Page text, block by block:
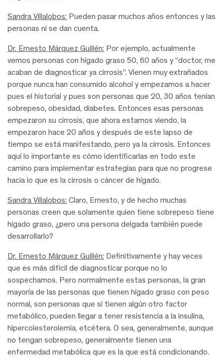
Sandra Villalobos: Pueden pasar muchos años entonces y las
personas ni se dan cuenta.
Dr. Ernesto Márquez Guillén: Por ejemplo, actualmente
vemos personas con hígado graso 50, 60 años y “doctor, me
acaban de diagnosticar ya cirrosis”. Vienen muy extrañados
porque nunca han consumido alcohol y empezamos a hacer
pues el historial y pues son personas que 20, 30 años tenían
sobrepeso, obesidad, diabetes. Entonces esas personas
empezaron su cirrosis, que ahora estamos viendo, la
empezaron hace 20 años y después de este lapso de
tiempo se está manifestando, pero ya la cirrosis. Entonces
aquí lo importante es cómo identificarlas en todo este
camino para implementar estrategias para que no progrese
hacia lo que es la cirrosis o cáncer de hígado.
Sandra Villalobos: Claro, Ernesto, y de hecho muchas
personas creen que solamente quien tiene sobrepeso tiene
hígado graso, ¿pero una persona delgada también puede
desarrollarlo?
Dr. Ernesto Márquez Guillén: Definitivamente y hay veces
que es más difícil de diagnosticar porque no lo
sospechamos. Pero normalmente estas personas, la gran
mayoría de las personas que tienen hígado graso con peso
normal, son personas que sí tienen algún otro factor
metabólico, pueden llegar a tener resistencia a la insulina,
hipercolesterolemia, etcétera. O sea, generalmente, aunque
no tengan sobrepeso, generalmente tienen una
enfermedad metabólica que es la que está condicionando.